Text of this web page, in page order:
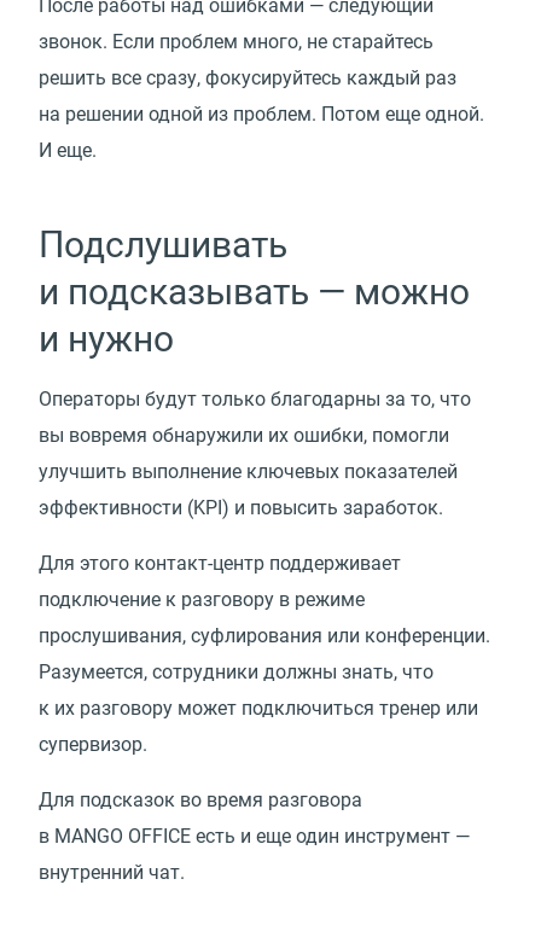
После работы над ошибками — следующий
звонок. Если проблем много, не старайтесь
решить все сразу, фокусируйтесь каждый раз
на решении одной из проблем. Потом еще одной.
И еще.
Подслушивать
и подсказывать — можно
и нужно
Операторы будут только благодарны за то, что
вы вовремя обнаружили их ошибки, помогли
улучшить выполнение ключевых показателей
эффективности (KPI) и повысить заработок.
Для этого контакт-центр поддерживает
подключение к разговору в режиме
прослушивания, суфлирования или конференции.
Разумеется, сотрудники должны знать, что
к их разговору может подключиться тренер или
супервизор.
Для подсказок во время разговора
в MANGO OFFICE есть и еще один инструмент —
внутренний чат.